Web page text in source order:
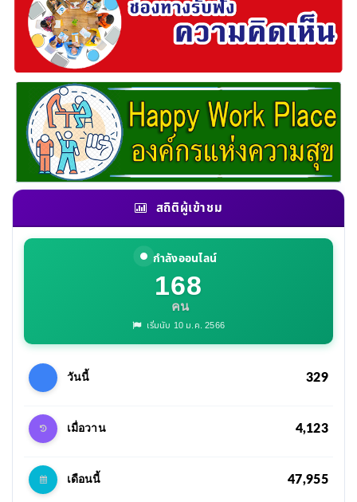
สถิติผู้เข้าชม
กำลังออนไลน์
168
คน
เริ่มนับ 10 ม.ค. 2566
วันนี้ 329
เมื่อวาน 4,123
เดือนนี้ 47,955